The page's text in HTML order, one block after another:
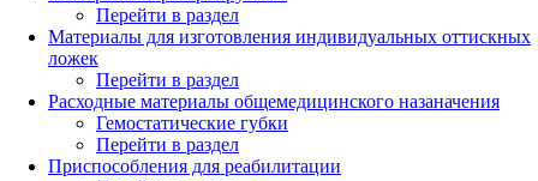
Перейти в раздел
Материалы для изготовления индивидуальных оттискных
ложек
Перейти в раздел
Расходные материалы общемедицинского назаначения
Гемостатические губки
Перейти в раздел
Приспособления для реабилитации